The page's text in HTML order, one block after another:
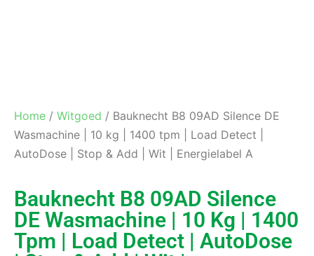
Home / Witgoed / Bauknecht B8 09AD Silence DE
Wasmachine | 10 kg | 1400 tpm | Load Detect |
AutoDose | Stop & Add | Wit | Energielabel A
Bauknecht B8 09AD Silence
DE Wasmachine | 10 Kg | 1400
Tpm | Load Detect | AutoDose